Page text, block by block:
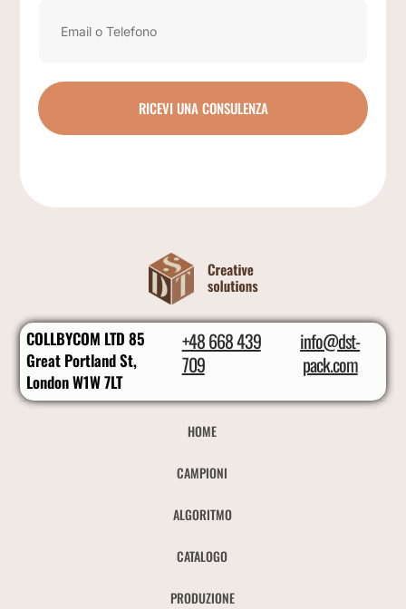
RICEVI UNA CONSULENZA
COLLBYCOM LTD 85
Great Portland St,
London W1W 7LT
+48 668 439
709
info@dst-
pack.com
HOME
CAMPIONI
ALGORITMO
CATALOGO
PRODUZIONE